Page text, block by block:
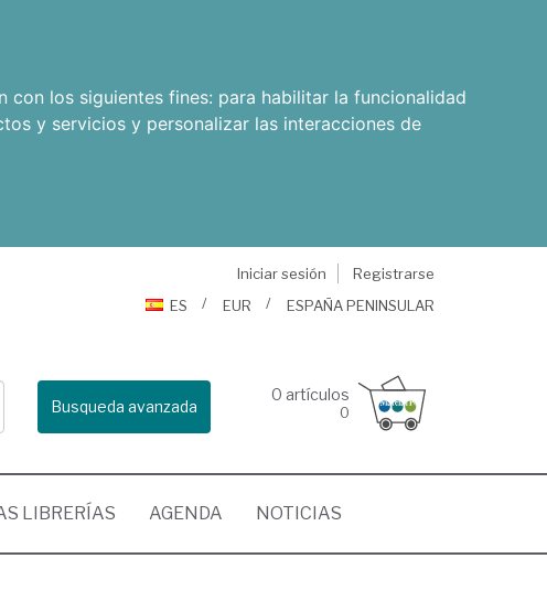
con los siguientes fines: para habilitar la funcionalidad
y servicios y personalizar las interacciones de
Iniciar sesión
Registrarse
ES
EUR ESPAÑA PENINSULAR
Busqueda avanzada
0 artículos
0
LIBRERÍAS AGENDA NOTICIAS